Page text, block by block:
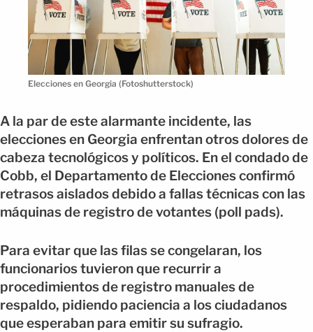
Elecciones en Georgia (Fotoshutterstock)
A la par de este alarmante incidente, las
elecciones en Georgia enfrentan otros dolores de
cabeza tecnológicos y políticos. En el condado de
Cobb, el Departamento de Elecciones confirmó
retrasos aislados debido a fallas técnicas con las
máquinas de registro de votantes (poll pads).
Para evitar que las filas se congelaran, los
funcionarios tuvieron que recurrir a
procedimientos de registro manuales de
respaldo, pidiendo paciencia a los ciudadanos
que esperaban para emitir su sufragio.